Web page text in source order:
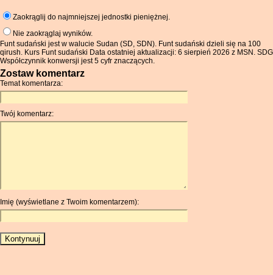
Zaokrąglij do najmniejszej jednostki pieniężnej.
Nie zaokrąglaj wyników.
Funt sudański jest w walucie Sudan (SD, SDN). Funt sudański dzieli się na 100
qirush. Kurs Funt sudański Data ostatniej aktualizacji: 6 sierpień 2026 z MSN. SDG
Współczynnik konwersji jest 5 cyfr znaczących.
Zostaw komentarz
Temat komentarza:
Twój komentarz:
Imię (wyświetlane z Twoim komentarzem):